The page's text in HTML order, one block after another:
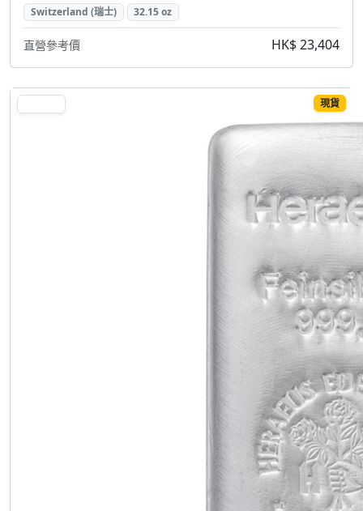
Switzerland (瑞士) 32.15 oz
直營參考價 HK$ 23,404
現貨